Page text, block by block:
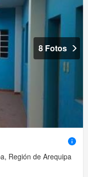
8 Fotos
Región de Arequipa